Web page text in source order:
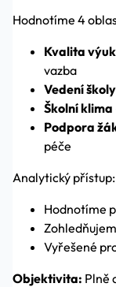
Hodnotíme 4
Kvalita
vazba
Vedení školy
Školní klima
Podpora
péče
Analytický přístup:
Hodnotíme
Vyřešené
Objektivita: Plně